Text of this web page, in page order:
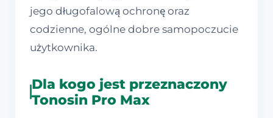
jego długofalową ochronę oraz
codzienne, ogólne dobre samopoczucie
użytkownika.
Dla kogo jest przeznaczony
Tonosin Pro Max